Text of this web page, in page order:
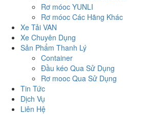
Rơ móoc YUNLI
Rơ móoc Các Hãng Khác
Xe Tải VAN
Xe Chuyên Dụng
Sản Phẩm Thanh Lý
Container
Đầu kéo Qua Sử Dụng
Rơ mooc Qua Sử Dụng
Tin Tức
Dịch Vụ
Liên Hệ